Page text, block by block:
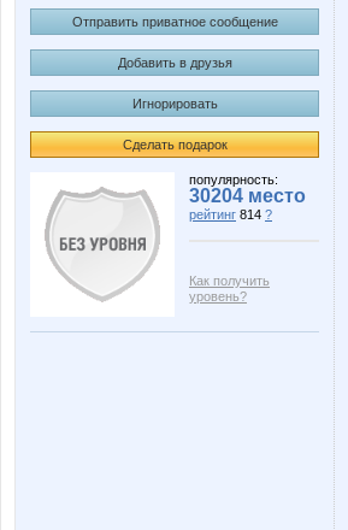
Отправить приватное сообщение
Добавить в друзья
Игнорировать
Сделать подарок
популярность:
30204 место
рейтинг 814 ?
Как получить
уровень?